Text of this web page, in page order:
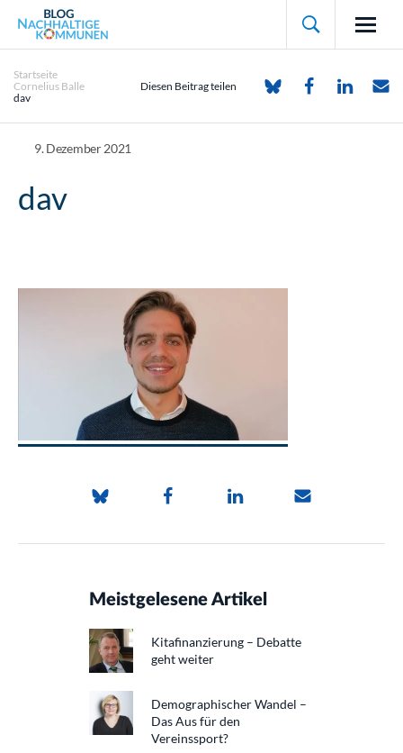

Startseite
Cornelius Balle
dav
Diesen Beitrag teilen
9. Dezember 2021
dav
Meistgelesene Artikel
Kitafinanzierung – Debatte
geht weiter
Demographischer Wandel –
Das Aus für den
Vereinssport?